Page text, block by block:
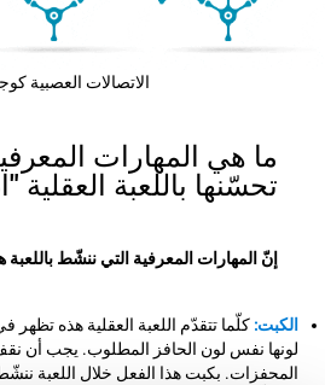
الاتصالات العصبية
ما هي المهارات
تحسّنها باللعبة
إنّ المهارات المعرفية التي ننشّط
الكبت: كلّما تتقدّم اللعبة العقلية هذه
لونها نفس لون الحافز المطلوب. يجب أن
المحفزات. بكبت هذا الفعل خلال اللعبة